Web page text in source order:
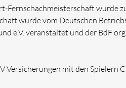
Fernschachmeisterschaft wurde
wurde vom Deutschen
e.V. veranstaltet und der BdF
Versicherungen mit den Spielern